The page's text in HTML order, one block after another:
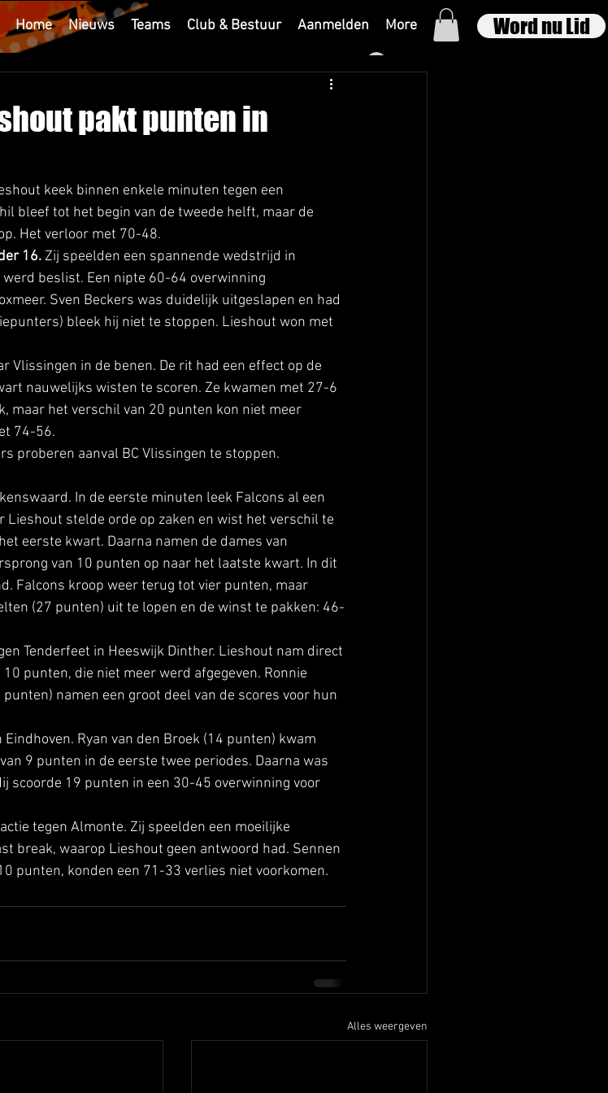
Home Nieuws Teams Club & Bestuur Aanmelden More Word nu Lid
pakt punten in
keek binnen enkele minuten tegen een
bleef tot het begin van de tweede helft, maar de
Het verloor met 70-48.
16. Zij speelden een spannende wedstrijd in
beslist. Een nipte 60-64 overwinning
Sven Beckers was duidelijk uitgeslapen en had
bleek hij niet te stoppen. Lieshout won met
Vlissingen in de benen. De rit had een effect op de
nauwelijks wisten te scoren. Ze kwamen met 27-6
maar het verschil van 20 punten kon niet meer
74-56.
proberen aanval BC Vlissingen te stoppen.
In de eerste minuten leek Falcons al een
stelde orde op zaken en wist het verschil te
eerste kwart. Daarna namen de dames van
van 10 punten op naar het laatste kwart. In dit
Falcons kroop weer terug tot vier punten, maar
(27 punten) uit te lopen en de winst te pakken: 46-
Tenderfeet in Heeswijk Dinther. Lieshout nam direct
punten, die niet meer werd afgegeven. Ronnie
namen een groot deel van de scores voor hun
Ryan van den Broek (14 punten) kwam
9 punten in de eerste twee periodes. Daarna was
scoorde 19 punten in een 30-45 overwinning voor
tegen Almonte. Zij speelden een moeilijke
break, waarop Lieshout geen antwoord had. Sennen
punten, konden een 71-33 verlies niet voorkomen.
Alles weergeven